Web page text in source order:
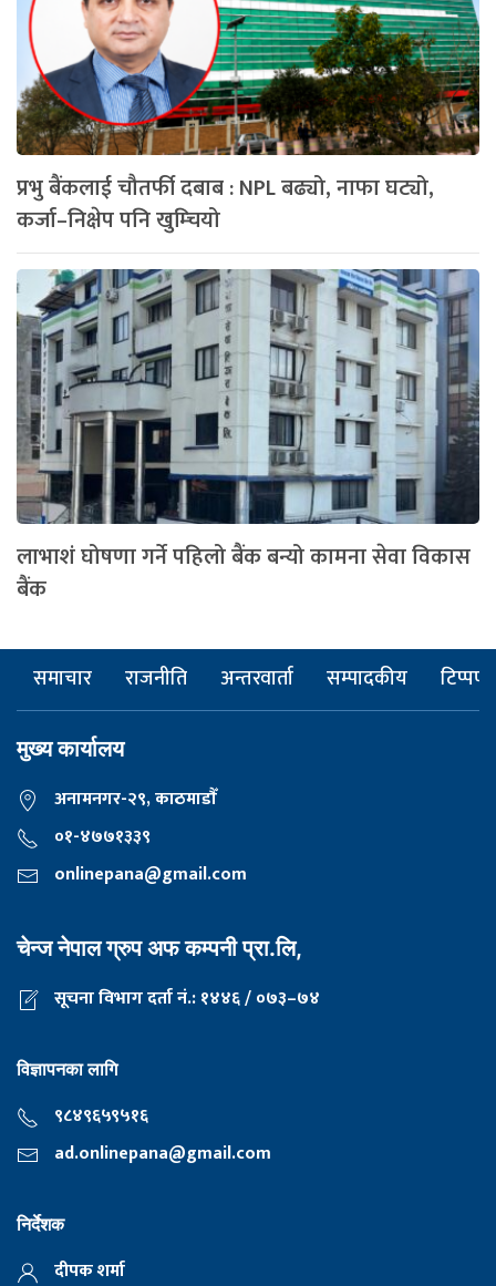
प्रभु बैंकलाई चौतर्फी दबाब : NPL बढ्यो, नाफा घट्यो,
कर्जा–निक्षेप पनि खुम्चियो
लाभाशं घोषणा गर्ने पहिलो बैंक बन्यो कामना सेवा विकास
बैंक
समाचार राजनीति अन्तरवार्ता सम्पादकीय टिप्पणी
मुख्य कार्यालय
अनामनगर-२९, काठमाडाैँ
०१-४७७१३३९
onlinepana@gmail.com
चेन्ज नेपाल ग्रुप अफ कम्पनी प्रा.लि,
सूचना विभाग दर्ता नं.: १४४६ / ०७३–७४
विज्ञापनका लागि
९८४९६५९५१६
ad.onlinepana@gmail.com
निर्देशक
दीपक शर्मा